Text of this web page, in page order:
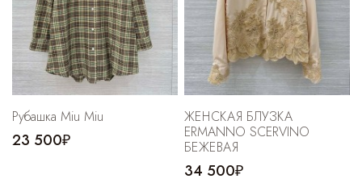
Рубашка Miu Miu
23 500₽
ЖЕНСКАЯ БЛУЗКА
ERMANNO SCERVINO
БЕЖЕВАЯ
34 500₽